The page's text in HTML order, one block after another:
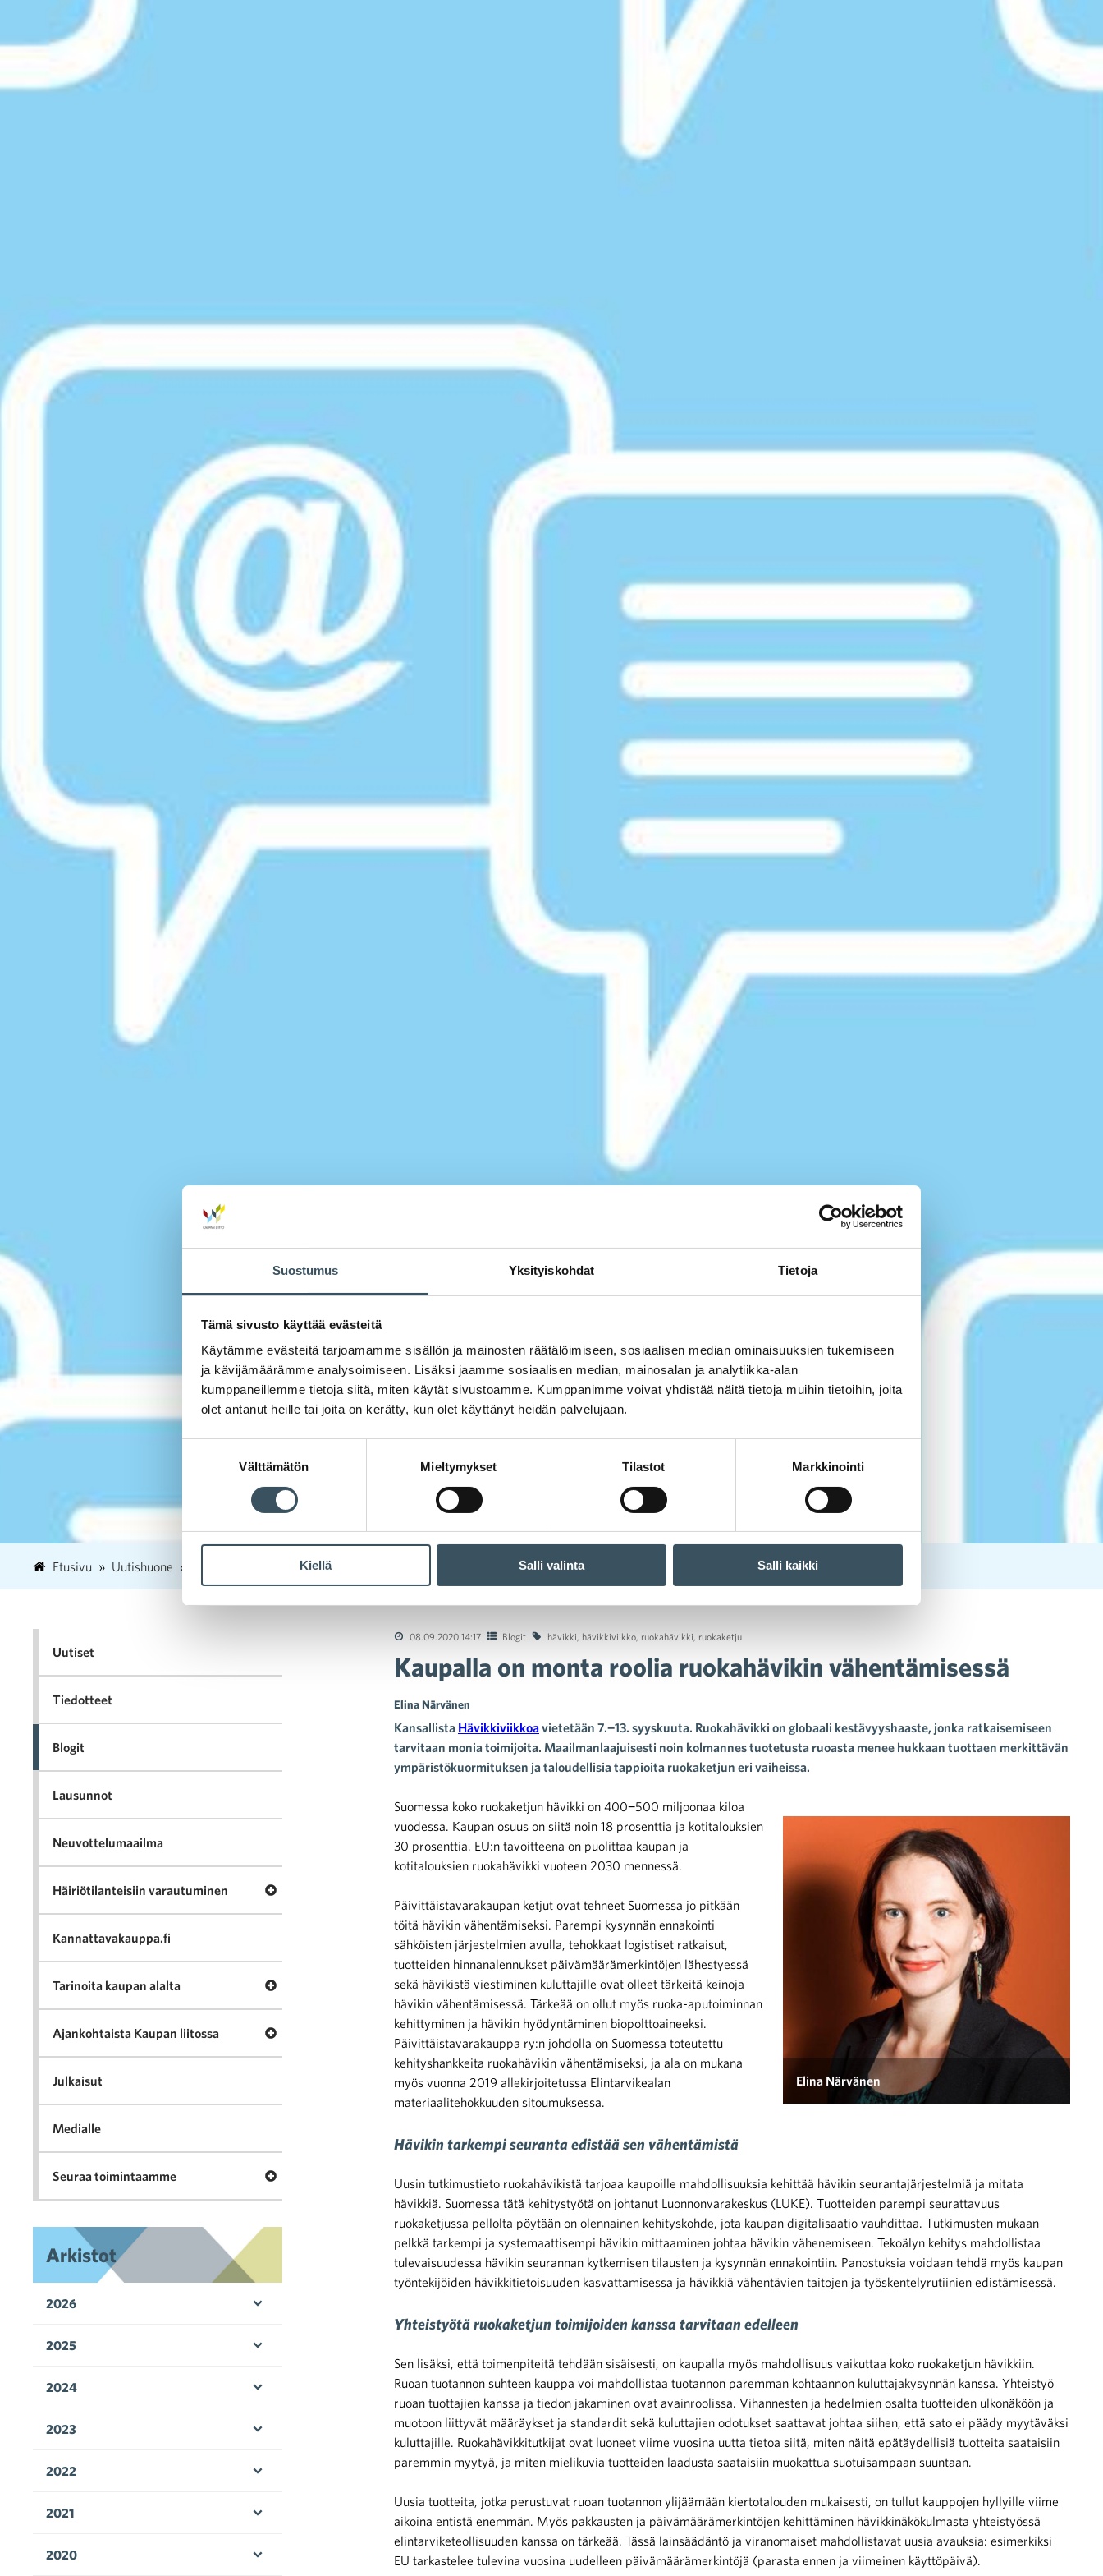
Suostumus Yksityiskohdat Tietoja
Tämä sivusto käyttää evästeitä
Käytämme evästeitä tarjoamamme sisällön ja mainosten räätälöimiseen, sosiaalisen median ominaisuuksien tukemiseen
ja kävijämäärämme analysoimiseen. Lisäksi jaamme sosiaalisen median, mainosalan ja analytiikka-alan
kumppaneillemme tietoja siitä, miten käytät sivustoamme. Kumppanimme voivat yhdistää näitä tietoja muihin tietoihin, joita
olet antanut heille tai joita on kerätty, kun olet käyttänyt heidän palvelujaan.
Välttämätön Mieltymykset Tilastot Markkinointi
Kiellä Salli valinta Salli kaikki
Etusivu Uutishuone 8 Kaupalla on monta roolia ruokahävikin vähentämisessä
08.09.2020 14:17 Blogit hävikki hävikkiviikko ruokahävikki ruokaketju
Kaupalla on monta roolia ruokahävikin vähentämisessä
Elina Närvänen
Kansallista Hävikkiviikkoavietetään 7.−13. syyskuuta. Ruokahävikki on globaali kestävyyshaaste, jonka ratkaisemiseen
tarvitaan monia toimijoita. Maailmanlaajuisesti noin kolmannes tuotetusta ruoasta menee hukkaan tuottaen merkittävän
ympäristökuormituksen ja taloudellisia tappioita ruokaketjun eri vaiheissa.
Elina Närvänen
Suomessa koko ruokaketjun hävikki on 400−500 miljoonaa kiloa
vuodessa. Kaupan osuus on siitä noin 18 prosenttia ja kotitalouksien
30 prosenttia. EU:n tavoitteena on puolittaa kaupan ja
kotitalouksien ruokahävikki vuoteen 2030 mennessä.
Päivittäistavarakaupan ketjut ovat tehneet Suomessa jo pitkään
töitä hävikin vähentämiseksi. Parempi kysynnän ennakointi
sähköisten järjestelmien avulla, tehokkaat logistiset ratkaisut,
tuotteiden hinnanalennukset päivämäärämerkintöjen lähestyessä
sekä hävikistä viestiminen kuluttajille ovat olleet tärkeitä keinoja
hävikin vähentämisessä. Tärkeää on ollut myös ruoka-aputoiminnan
kehittyminen ja hävikin hyödyntäminen biopolttoaineeksi.
Päivittäistavarakauppa ry:n johdolla on Suomessa toteutettu
kehityshankkeita ruokahävikin vähentämiseksi, ja ala on mukana
myös vuonna 2019 allekirjoitetussa Elintarvikealan
materiaalitehokkuuden sitoumuksessa.
Hävikin tarkempi seuranta edistää sen vähentämistä
Uusin tutkimustieto ruokahävikistä tarjoaa kaupoille mahdollisuuksia kehittää hävikin seurantajärjestelmiä ja mitata
hävikkiä. Suomessa tätä kehitystyötä on johtanut Luonnonvarakeskus (LUKE). Tuotteiden parempi seurattavuus
ruokaketjussa pellolta pöytään on olennainen kehityskohde, jota kaupan digitalisaatio vauhdittaa. Tutkimusten mukaan
pelkkä tarkempi ja systemaattisempi hävikin mittaaminen johtaa hävikin vähenemiseen. Tekoälyn kehitys mahdollistaa
tulevaisuudessa hävikin seurannan kytkemisen tilausten ja kysynnän ennakointiin. Panostuksia voidaan tehdä myös kaupan
työntekijöiden hävikkitietoisuuden kasvattamisessa ja hävikkiä vähentävien taitojen ja työskentelyrutiinien edistämisessä.
Yhteistyötä ruokaketjun toimijoiden kanssa tarvitaan edelleen
Sen lisäksi, että toimenpiteitä tehdään sisäisesti, on kaupalla myös mahdollisuus vaikuttaa koko ruokaketjun hävikkiin.
Ruoan tuotannon suhteen kauppa voi mahdollistaa tuotannon paremman kohtaannon kuluttajakysynnän kanssa. Yhteistyö
ruoan tuottajien kanssa ja tiedon jakaminen ovat avainroolissa. Vihannesten ja hedelmien osalta tuotteiden ulkonäköön ja
muotoon liittyvät määräykset ja standardit sekä kuluttajien odotukset saattavat johtaa siihen, että sato ei päädy myytäväksi
kuluttajille. Ruokahävikkitutkijat ovat luoneet viime vuosina uutta tietoa siitä, miten näitä epätäydellisiä tuotteita saataisiin
paremmin myytyä, ja miten mielikuvia tuotteiden laadusta saataisiin muokattua suotuisampaan suuntaan.
Uusia tuotteita, jotka perustuvat ruoan tuotannon ylijäämään kiertotalouden mukaisesti, on tullut kauppojen hyllyille viime
aikoina entistä enemmän. Myös pakkausten ja päivämäärämerkintöjen kehittäminen hävikkinäkökulmasta yhteistyössä
elintarviketeollisuuden kanssa on tärkeää. Tässä lainsäädäntö ja viranomaiset mahdollistavat uusia avauksia: esimerkiksi
EU tarkastelee tulevina vuosina uudelleen päivämäärämerkintöjä (parasta ennen ja viimeinen käyttöpäivä).
Uutiset
Tiedotteet
Blogit
Lausunnot
Neuvottelumaailma
Häiriötilanteisiin varautuminen Avaa valikko Häiriötilanteisiin varautuminen
Kannattavakauppa.fi
Tarinoita kaupan alalta Avaa valikko Tarinoita kaupan alalta
Ajankohtaista Kaupan liitossa Avaa valikko Ajankohtaista Kaupan liitossa
Julkaisut
Medialle
Seuraa toimintaamme Avaa valikko Seuraa toimintaamme
Arkistot
2026
2025
2024
2023
2022
2021
2020